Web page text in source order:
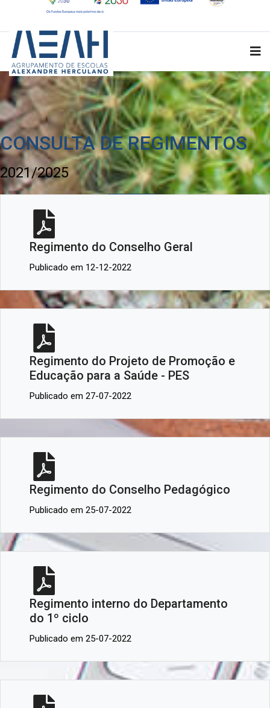
CONSULTA DE REGIMENTOS
2021/2025
Regimento do Conselho Geral
Publicado em 12-12-2022
Regimento do Projeto de Promoção e
Educação para a Saúde - PES
Publicado em 27-07-2022
Regimento do Conselho Pedagógico
Publicado em 25-07-2022
Regimento interno do Departamento
do 1º ciclo
Publicado em 25-07-2022